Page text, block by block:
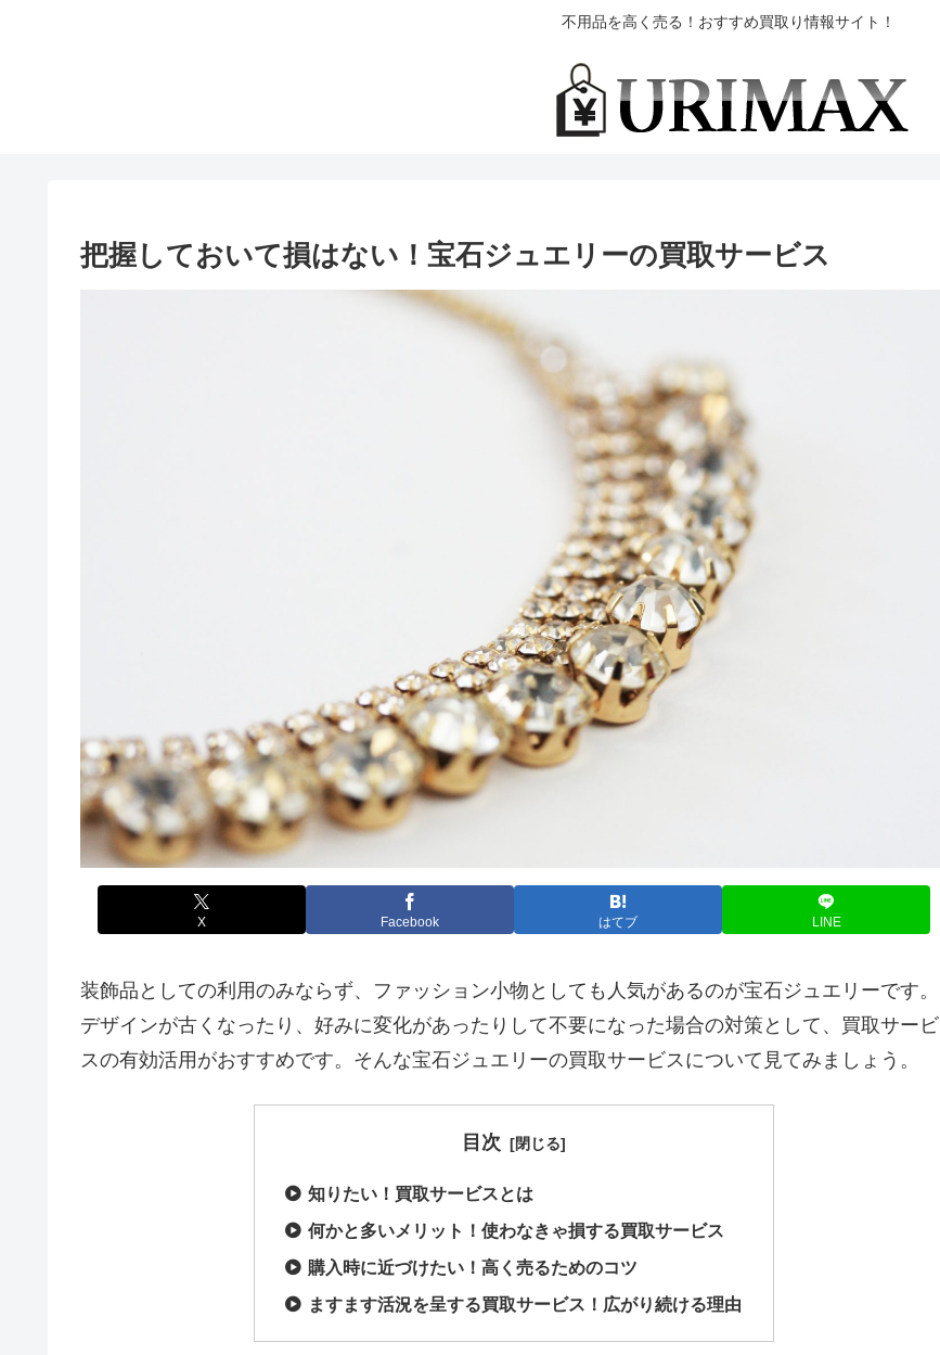
不用品を高く売る！おすすめ買取り情報サイト！
把握しておいて損はない！宝石ジュエリーの買取サービス
X Facebook はてブ LINE
装飾品としての利用のみならず、ファッション小物としても人気があるのが宝石ジュエリーです。
デザインが古くなったり、好みに変化があったりして不要になった場合の対策として、買取サービ
スの有効活用がおすすめです。そんな宝石ジュエリーの買取サービスについて見てみましょう。
目次
知りたい！買取サービスとは
何かと多いメリット！使わなきゃ損する買取サービス
購入時に近づけたい！高く売るためのコツ
ますます活況を呈する買取サービス！広がり続ける理由